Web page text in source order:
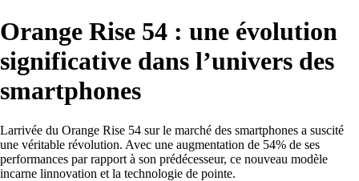
Orange Rise 54 : une évolution
significative dans l’univers des
smartphones
Larrivée du Orange Rise 54 sur le marché des smartphones a suscité
une véritable révolution. Avec une augmentation de 54% de ses
performances par rapport à son prédécesseur, ce nouveau modèle
incarne linnovation et la technologie de pointe.